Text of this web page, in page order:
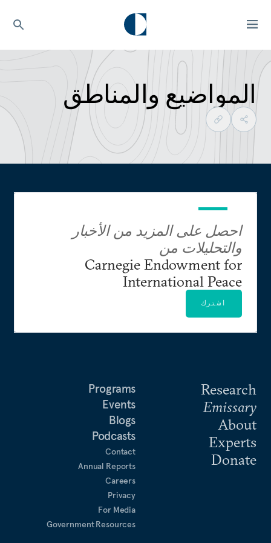
المواضيع والمناطق
Research
Emissary
About
Experts
Donate
Programs
Events
Blogs
Podcasts
Contact
Annual Reports
Careers
Privacy
For Media
Government Resources
احصل على المزيد من الأخبار
والتحليلات من
Carnegie Endowment for
International Peace
اشترك